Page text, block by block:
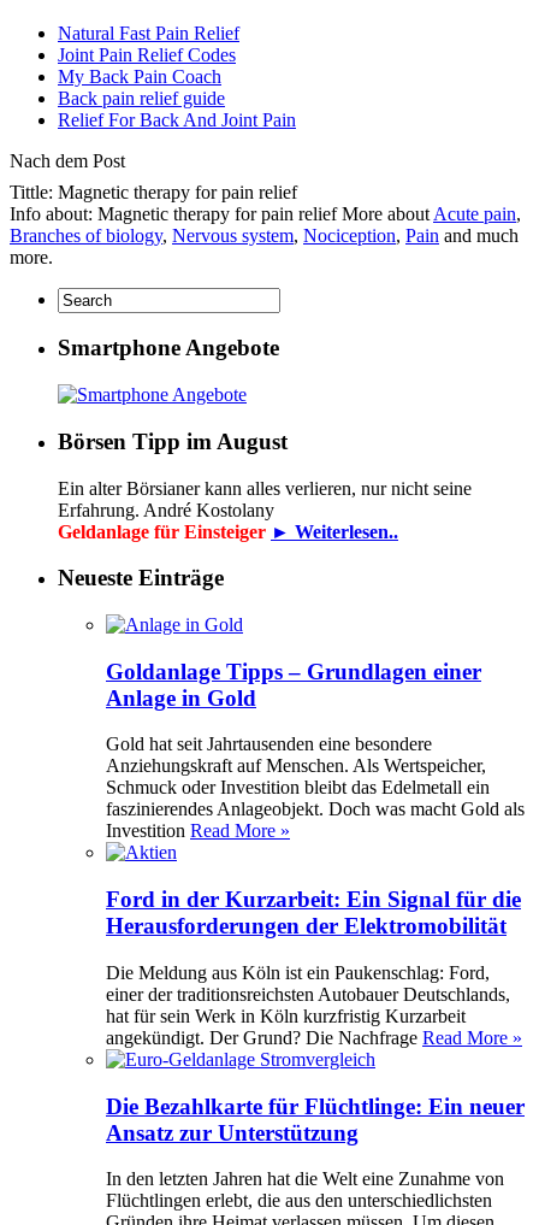
Natural Fast Pain Relief
Joint Pain Relief Codes
My Back Pain Coach
Back pain relief guide
Relief For Back And Joint Pain
Nach dem Post
Tittle: Magnetic therapy for pain relief
Info about: Magnetic therapy for pain relief More about Acute pain,
Branches of biology, Nervous system, Nociception, Pain and much
more.
Smartphone Angebote
Börsen Tipp im August
Ein alter Börsianer kann alles verlieren, nur nicht seine
Erfahrung. André Kostolany
Geldanlage für Einsteiger ► Weiterlesen..
Neueste Einträge
Goldanlage Tipps – Grundlagen einer
Anlage in Gold
Gold hat seit Jahrtausenden eine besondere
Anziehungskraft auf Menschen. Als Wertspeicher,
Schmuck oder Investition bleibt das Edelmetall ein
faszinierendes Anlageobjekt. Doch was macht Gold als
Investition Read More »
Ford in der Kurzarbeit: Ein Signal für die
Herausforderungen der Elektromobilität
Die Meldung aus Köln ist ein Paukenschlag: Ford,
einer der traditionsreichsten Autobauer Deutschlands,
hat für sein Werk in Köln kurzfristig Kurzarbeit
angekündigt. Der Grund? Die Nachfrage Read More »
Die Bezahlkarte für Flüchtlinge: Ein neuer
Ansatz zur Unterstützung
In den letzten Jahren hat die Welt eine Zunahme von
Flüchtlingen erlebt, die aus den unterschiedlichsten